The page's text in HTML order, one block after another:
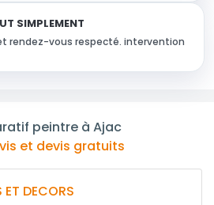
SIMPLEMENT
rendez-vous respecté. intervention
peintre à Ajac
et devis gratuits
ET DECORS